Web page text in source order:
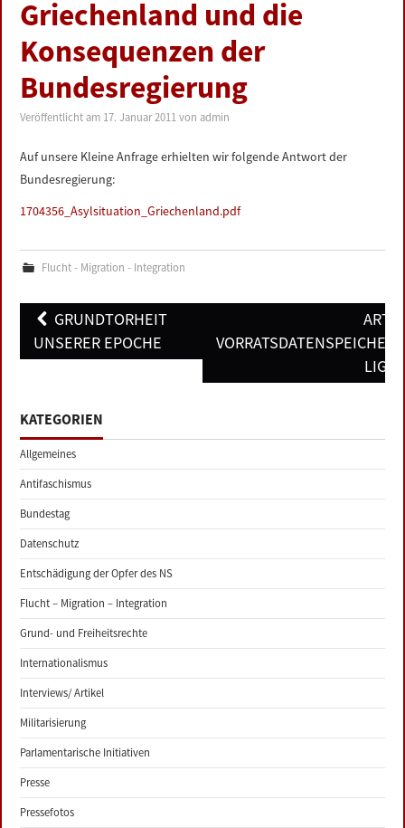
ZUR PERSON
LINKS
DATENSCHUTZERKLÄRUNG
IMPRESSUM
Griechenland und die
Konsequenzen der
Bundesregierung
Veröffentlicht am 17. Januar 2011 vonadmin
Auf unsere Kleine Anfrage erhielten wir folgende Antwort der
Bundesregierung:
1704356_Asylsituation_Griechenland.pdf
Flucht - Migration - Integration
Post
navigation
GRUNDTORHEIT
UNSERER EPOCHE
KATEGORIEN
Allgemeines
Antifaschismus
Bundestag
Datenschutz
Entschädigung der Opfer des NS
Flucht – Migration – Integration
Grund- und Freiheitsrechte
Internationalismus
Interviews/ Artikel
Militarisierung
Parlamentarische Initiativen
Presse
Pressefotos